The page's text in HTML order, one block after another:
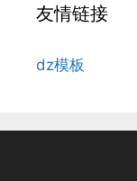
友情链接
dz模板